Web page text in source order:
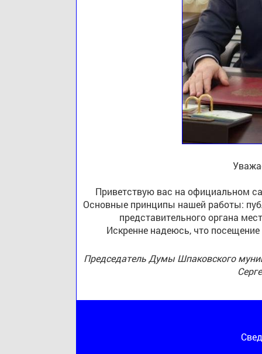
Приветствую вас на официальном
Основные принципы нашей работы:
представительного органа
Искренне надеюсь, что
Председатель Думы Шпаковского